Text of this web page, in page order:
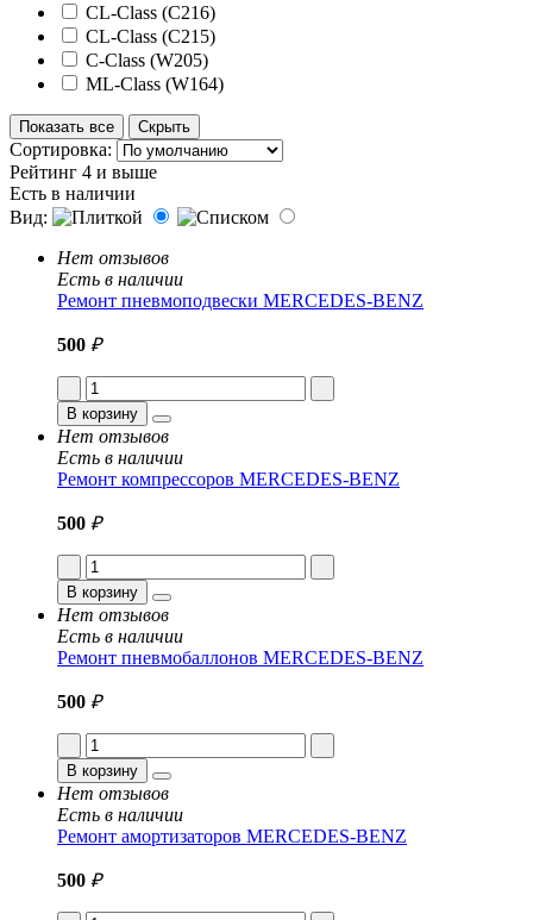
CL-Class (C216)
CL-Class (C215)
C-Class (W205)
ML-Class (W164)
Показать все Скрыть
Сортировка:
Рейтинг 4 и выше
Есть в наличии
Вид:
Нет отзывов
Есть в наличии
Ремонт пневмоподвески MERCEDES-BENZ
500 ₽
В корзину
Нет отзывов
Есть в наличии
Ремонт компрессоров MERCEDES-BENZ
500 ₽
В корзину
Нет отзывов
Есть в наличии
Ремонт пневмобаллонов MERCEDES-BENZ
500 ₽
В корзину
Нет отзывов
Есть в наличии
Ремонт амортизаторов MERCEDES-BENZ
500 ₽